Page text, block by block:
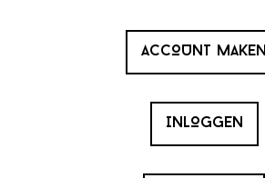
ACCOUNT MAKEN
INLOGGEN